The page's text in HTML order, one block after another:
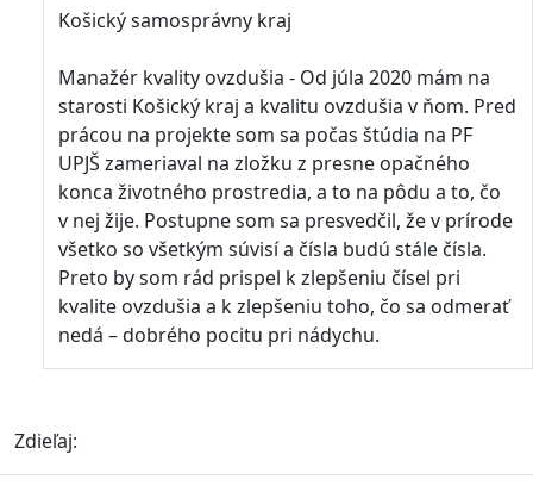
Košický samosprávny kraj
Manažér kvality ovzdušia - Od júla 2020 mám na
starosti Košický kraj a kvalitu ovzdušia v ňom. Pred
prácou na projekte som sa počas štúdia na PF
UPJŠ zameriaval na zložku z presne opačného
konca životného prostredia, a to na pôdu a to, čo
v nej žije. Postupne som sa presvedčil, že v prírode
všetko so všetkým súvisí a čísla budú stále čísla.
Preto by som rád prispel k zlepšeniu čísel pri
kvalite ovzdušia a k zlepšeniu toho, čo sa odmerať
nedá – dobrého pocitu pri nádychu.
Zdieľaj: